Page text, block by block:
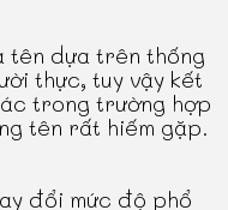
tên dựa trên thống
thực, tuy vậy kết
trong trường hợp
tên rất hiếm gặp.
đổi mức độ phổ